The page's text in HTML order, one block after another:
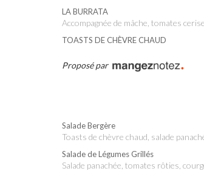
LA BURRATA
Accompagnée de mâche, tomates
TOASTS DE CHÈVRE CHAUD
Proposé par
Salade Bergère
Toasts de chèvre chaud, salade
Salade de Légumes Grillés
Salade panachée, tomates rôties,